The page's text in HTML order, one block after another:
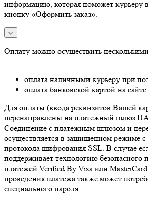
информацию, которая поможет курьеру
кнопку «Оформить заказ».
Оплату можно осуществить
оплата наличными курьеру при
оплата банковской картой на сайте
Для оплаты (ввода реквизитов Вашей
перенаправлены на платежный шлюз
Соединение с платежным шлюзом и
осуществляется в защищенном режиме с
протокола шифрования SSL. В случае
поддерживает технологию безопасного
платежей Verified By Visa или
проведения платежа также может
специального пароля.